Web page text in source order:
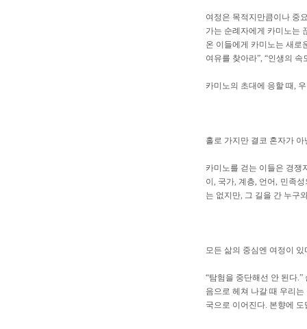
여정은 목적지만큼이나 중
가는 순례자에게 카미노는
온 이들에게 카미노는 새로
여유를 찾아라”, “인생의 속
카미노의 초대에 응할 때,
홀로 가지만 결코 혼자가 아
카미노를 걷는 이들은 경쟁
이, 국가, 계층, 언어, 민족
는 없지만, 그 길을 간 누구
모든 삶의 중심엔 여정이 있
“탐험을 중단해선 안 된다
음으로 헤쳐 나갈 때 우리
국으로 이어진다. 본향에